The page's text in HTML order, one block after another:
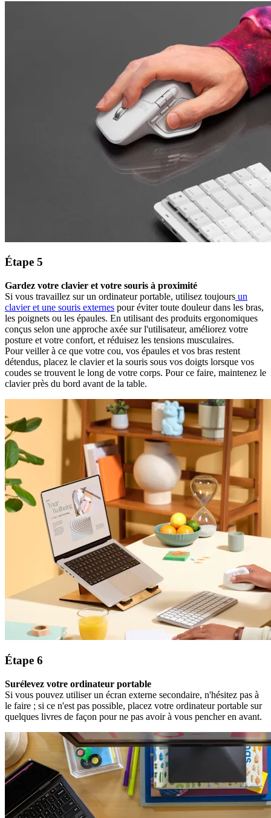
Étape 5
Gardez votre clavier et votre souris à proximité
Si vous travaillez sur un ordinateur portable, utilisez toujours un
clavier et une souris externes pour éviter toute douleur dans les bras,
les poignets ou les épaules. En utilisant des produits ergonomiques
conçus selon une approche axée sur l'utilisateur, améliorez votre
posture et votre confort, et réduisez les tensions musculaires.
Pour veiller à ce que votre cou, vos épaules et vos bras restent
détendus, placez le clavier et la souris sous vos doigts lorsque vos
coudes se trouvent le long de votre corps. Pour ce faire, maintenez le
clavier près du bord avant de la table.
Étape 6
Surélevez votre ordinateur portable
Si vous pouvez utiliser un écran externe secondaire, n'hésitez pas à
le faire ; si ce n'est pas possible, placez votre ordinateur portable sur
quelques livres de façon pour ne pas avoir à vous pencher en avant.